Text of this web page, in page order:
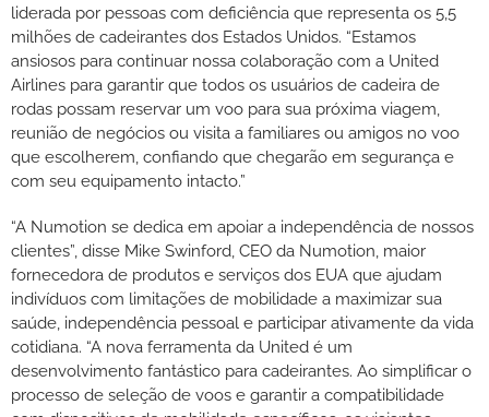
liderada por pessoas com deficiência que representa os 5,5
milhões de cadeirantes dos Estados Unidos. “Estamos
ansiosos para continuar nossa colaboração com a United
Airlines para garantir que todos os usuários de cadeira de
rodas possam reservar um voo para sua próxima viagem,
reunião de negócios ou visita a familiares ou amigos no voo
que escolherem, confiando que chegarão em segurança e
com seu equipamento intacto.”
“A Numotion se dedica em apoiar a independência de nossos
clientes”, disse Mike Swinford, CEO da Numotion, maior
fornecedora de produtos e serviços dos EUA que ajudam
indivíduos com limitações de mobilidade a maximizar sua
saúde, independência pessoal e participar ativamente da vida
cotidiana. “A nova ferramenta da United é um
desenvolvimento fantástico para cadeirantes. Ao simplificar o
processo de seleção de voos e garantir a compatibilidade